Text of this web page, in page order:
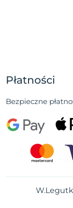
Płatności
Bezpieczne